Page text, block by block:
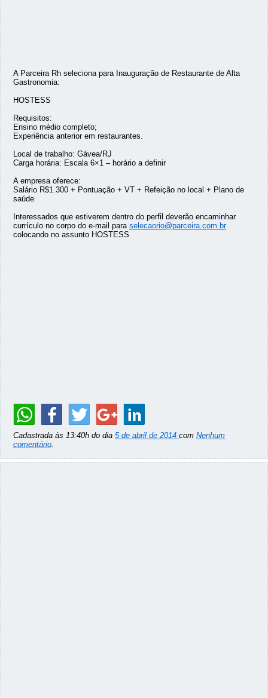
A Parceira Rh seleciona para Inauguração de Restaurante de Alta
Gastronomia:
HOSTESS
Requisitos:
Ensino médio completo;
Experiência anterior em restaurantes.
Local de trabalho: Gávea/RJ
Carga horária: Escala 6×1 – horário a definir
A empresa oferece:
Salário R$1.300 + Pontuação + VT + Refeição no local + Plano de
saúde
Interessados que estiverem dentro do perfil deverão encaminhar
currículo no corpo do e-mail para selecaorio@parceira.com.br
colocando no assunto HOSTESS
Cadastrada às 13:40h do dia 5 de abril de 2014 com Nenhum
comentário.